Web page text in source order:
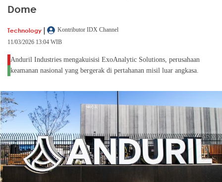
Dome
Technology |
Kontributor IDX Channel
11/03/2026 13:04 WIB
Anduril Industries mengakuisisi ExoAnalytic Solutions, perusahaan
keamanan nasional yang bergerak di pertahanan misil luar angkasa.